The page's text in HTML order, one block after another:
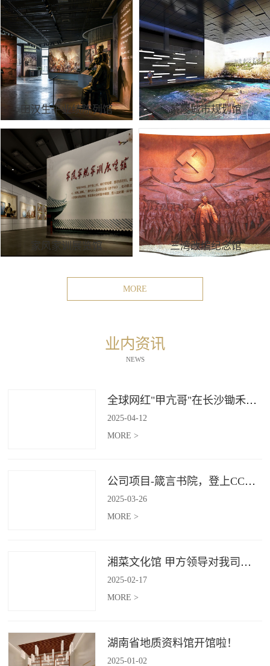
田汉生平业绩陈列馆 茶陵城市规划馆
家风家训展览馆 三湾改编纪念馆
MORE
业内资讯
NEWS
全球网红"甲亢哥"在长沙锄禾打造的杜甫江阁体验参观
2025-04-12
MORE >
公司项目-箴言书院，登上CCTV4《记住乡愁》
2025-03-26
MORE >
湘菜文化馆 甲方领导对我司授牌
2025-02-17
MORE >
湖南省地质资料馆开馆啦！
2025-01 -02